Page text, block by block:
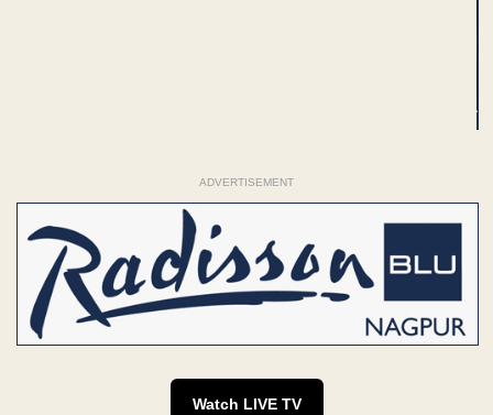
ADVERTISEMENT
Watch LIVE TV